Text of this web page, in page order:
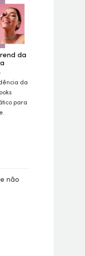
da
da
para
não